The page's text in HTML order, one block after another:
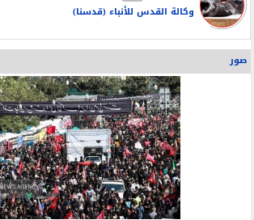
وكالة القدس للأنباء (قدسنا)
صور